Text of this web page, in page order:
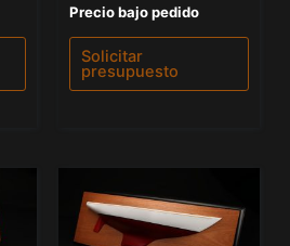
Valorado
con
0
de
Precio bajo pedido
Solicitar
presupuesto